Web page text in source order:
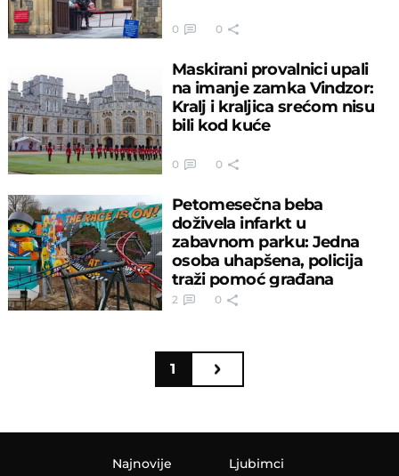
0 0
Maskirani provalnici upali
na imanje zamka Vindzor:
Kralj i kraljica srećom nisu
bili kod kuće
0 0
Petomesečna beba
doživela infarkt u
zabavnom parku: Jedna
osoba uhapšena, policija
traži pomoć građana
2 0
1
Najnovije Ljubimci